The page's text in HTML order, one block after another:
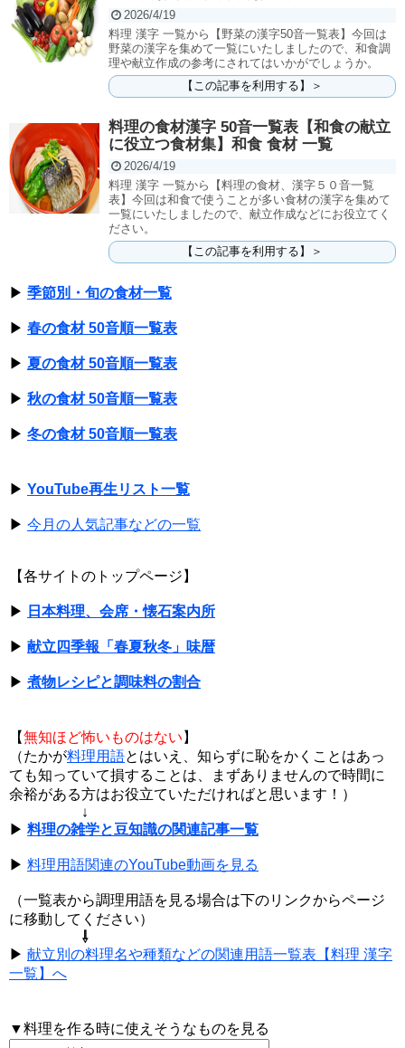
2026/4/19
料理 漢字 一覧から【野菜の漢字50音一覧表】今回は
野菜の漢字を集めて一覧にいたしましたので、和食調
理や献立作成の参考にされてはいかがでしょうか。
【この記事を利用する】＞
料理の食材漢字 50音一覧表【和食の献立
に役立つ食材集】和食 食材 一覧
2026/4/19
料理 漢字 一覧から【料理の食材、漢字５０音一覧
表】今回は和食で使うことが多い食材の漢字を集めて
一覧にいたしましたので、献立作成などにお役立てく
ださい。
【この記事を利用する】＞
▶ 季節別・旬の食材一覧
▶ 春の食材 50音順一覧表
▶ 夏の食材 50音順一覧表
▶ 秋の食材 50音順一覧表
▶ 冬の食材 50音順一覧表
▶ YouTube再生リスト一覧
▶ 今月の人気記事などの一覧
【各サイトのトップページ】
▶ 日本料理、会席・懐石案内所
▶ 献立四季報「春夏秋冬」味暦
▶ 煮物レシピと調味料の割合
【無知ほど怖いものはない 】
（たかが料理用語とはいえ、知らずに恥をかくことはあっ
ても知っていて損することは、まずありませんので時間に
余裕がある方はお役立ていただければと思います！）
↓
▶ 料理の雑学と豆知識の関連記事一覧
▶ 料理用語関連のYouTube動画を見る
（一覧表から調理用語を見る場合は下のリンクからページ
に移動してください）
⇩
▶ 献立別の料理名や種類などの関連用語一覧表【料理 漢字
一覧】へ
▼料理を作る時に使えそうなものを見る